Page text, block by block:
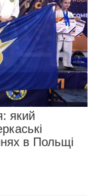
який
в Польщі